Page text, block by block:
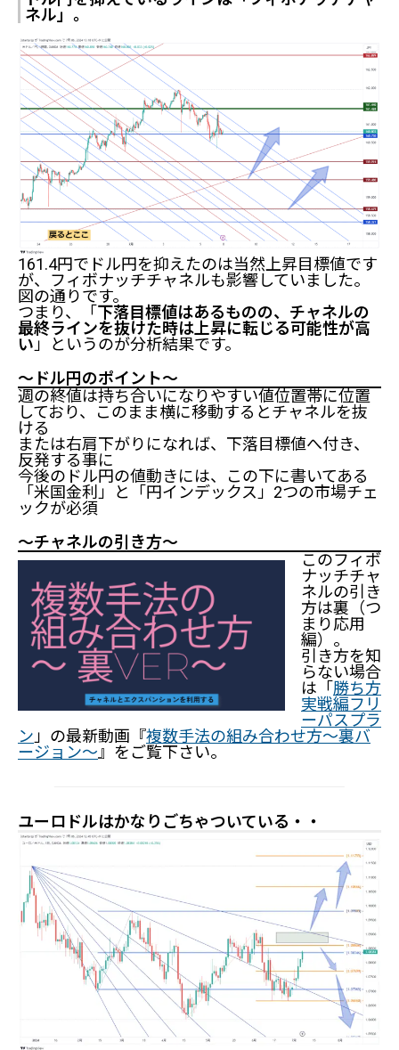
ネル」。
161.4円でドル円を抑えたのは当然上昇目標値です
が、フィボナッチチャネルも影響していました。
図の通りです。
つまり、「 下落目標値はあるものの、チャネルの
最終ラインを抜けた時は上昇に転じる可能性が高
い」というのが分析結果です。
～ドル円のポイント～
週の終値は持ち合いになりやすい値位置帯に位置
しており、このまま横に移動するとチャネルを抜
ける
または右肩下がりになれば、下落目標値へ付き、
反発する事に
今後のドル円の値動きには、この下に書いてある
「米国金利」と「円インデックス」2つの市場チェ
ックが必須
～チャネルの引き方～
このフィボ
ナッチチャ
ネルの引き
方は裏（つ
まり応用
編）。
引き方を知
らない場合
は「 勝ち方
実戦編フリ
ーパスプラ
ン」の最新動画『複数手法の組み合わせ方～裏バ
ージョン～』をご覧下さい。
ユーロドルはかなりごちゃついている・・